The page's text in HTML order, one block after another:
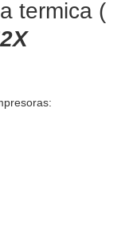
termica (